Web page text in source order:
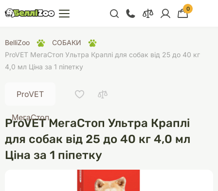
+38 (068) 300 91 91
Відділ продажу
+38 (068) 479 28
76
0
BelliZoo
СОБАКИ
ProVET МегаСтоп Ультра Краплі для собак від 25 до 40 кг
4,0 мл Ціна за 1 піпетку
ProVET
МегаСтоп
ProVET МегаСтоп Ультра Краплі
для собак від 25 до 40 кг 4,0 мл
Ціна за 1 піпетку